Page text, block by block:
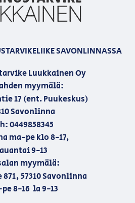
SAVONLINNASSA
Luukkainen Oy
myymälä:
17 (ent. Puukeskus)
Savonlinna
0449858345
ma-pe klo 8-17,
9-13
myymälä:
57310 Savonlinna
8-16 la 9-13